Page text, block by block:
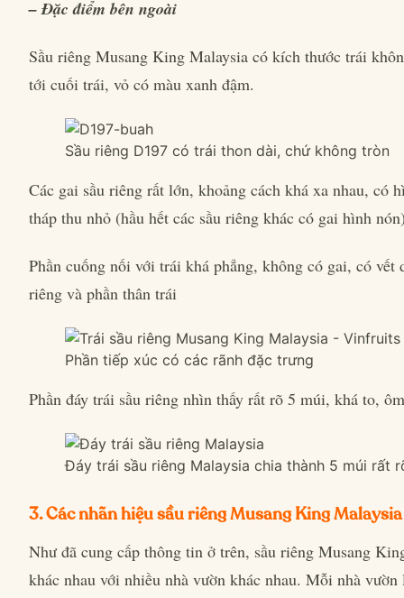
– Đặc điểm bên ngoài
Sầu riêng Musang King Malaysia có kích thước trái
tới cuối trái, vỏ có màu xanh đậm.
Sầu riêng D197 có trái thon dài, chứ không tròn
Các gai sầu riêng rất lớn, khoảng cách khá xa nhau, có
tháp thu nhỏ (hầu hết các sầu riêng khác có gai hình
Phần cuống nối với trái khá phẳng, không có gai, có vết
riêng và phần thân trái
Phần tiếp xúc có các rãnh đặc trưng
Phần đáy trái sầu riêng nhìn thấy rất rõ 5 múi, khá to,
Đáy trái sầu riêng Malaysia chia thành 5 múi rất
3. Các nhãn hiệu sầu riêng Musang King Malaysia
Như đã cung cấp thông tin ở trên, sầu riêng Musang
khác nhau với nhiều nhà vườn khác nhau. Mỗi nhà